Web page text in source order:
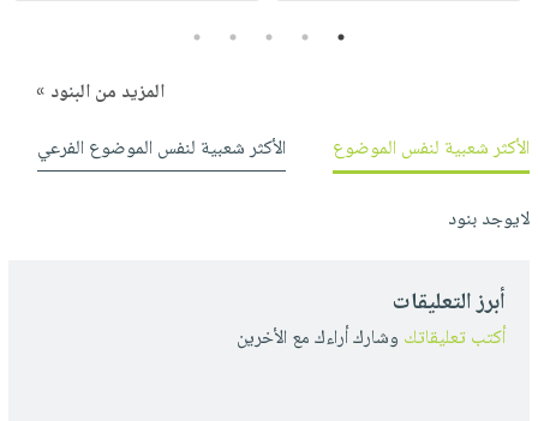
صابون
خدمات
وفرات
كتابك
تواصل
الإصدارات
1
2
3
4
5
المزيد من البنود »
الأكثر شعبية لنفس الموضوع
الأكثر شعبية لنفس الموضوع الفرعي
لايوجد بنود
أبرز التعليقات
أكتب تعليقاتك وشارك أراءك مع الأخرين